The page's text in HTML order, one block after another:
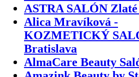
ASTRA SALÓN
Alica Mravíková -
KOZMETICKÝ
Bratislava
AlmaCare Beauty